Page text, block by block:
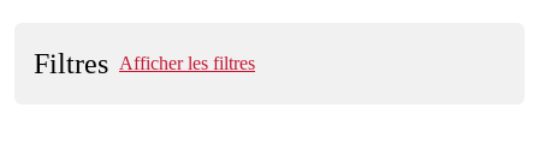
Filtres Afficher les filtres